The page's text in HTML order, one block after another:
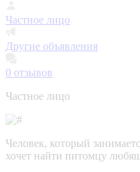
Частное лицо
Другие объявления
0 отзывов
Частное лицо
Человек, который
хочет найти питомцу